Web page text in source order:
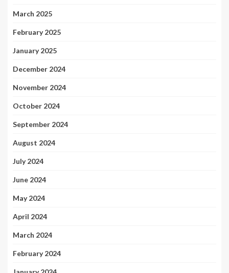
March 2025
February 2025
January 2025
December 2024
November 2024
October 2024
September 2024
August 2024
July 2024
June 2024
May 2024
April 2024
March 2024
February 2024